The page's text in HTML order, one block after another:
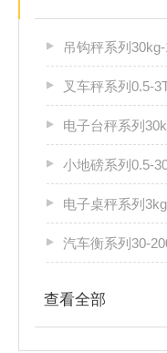
吊钩秤系列
叉车秤系列0.5-
电子台秤系列
小地磅系列0.5-
电子桌秤系列
汽车衡系列30-
查看全部